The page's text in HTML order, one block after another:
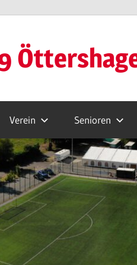
Verein Senioren